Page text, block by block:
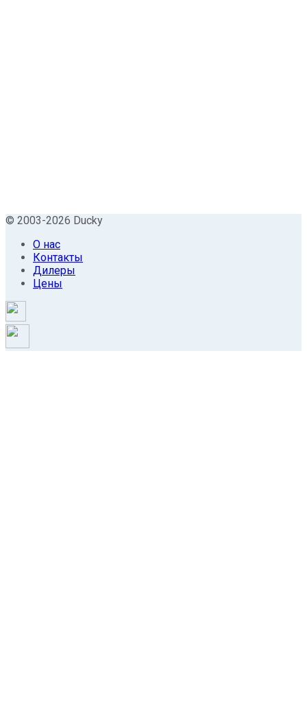
© 2003-2026 Ducky
О нас
Контакты
Дилеры
Цены